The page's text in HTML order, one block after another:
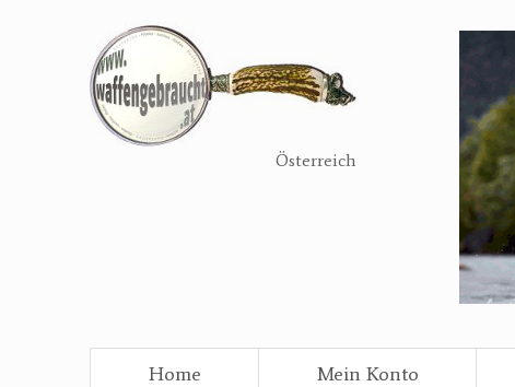
Österreich
Home
Mein Konto